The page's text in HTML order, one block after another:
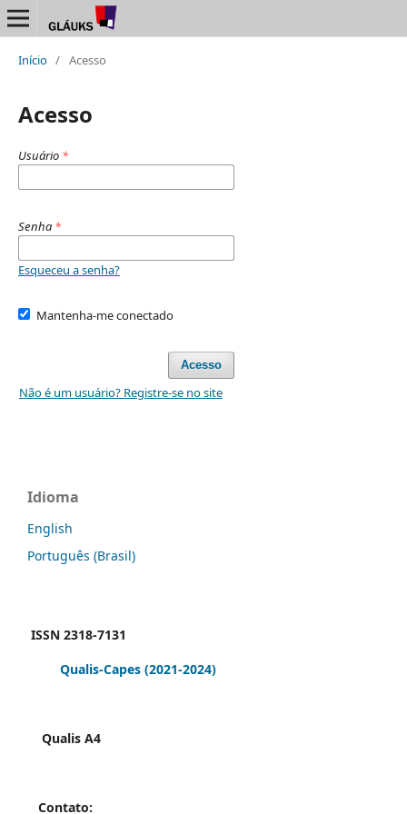
Início / Acesso
Acesso
Usuário *
Senha *
Esqueceu a senha?
Mantenha-me conectado
Acesso
Não é um usuário? Registre-se no site
Idioma
English
Português (Brasil)
ISSN 2318-7131
Qualis-Capes (2021-2024)
Qualis A4
Contato: